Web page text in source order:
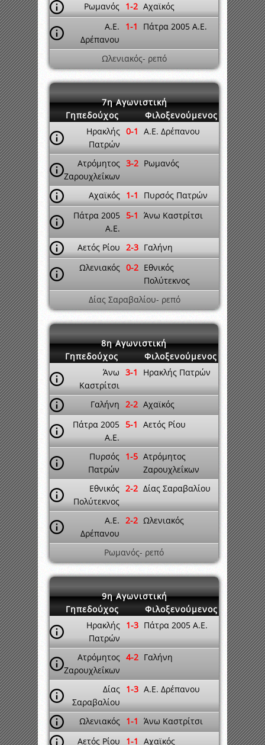
Ρωμανός 1-2 Αχαϊκός
A.E.
Δρέπανου
1-1 Πάτρα 2005 A.E.
Ωλενιακός- ρεπό
7η Αγωνιστική
Γηπεδούχος
Φιλοξενούμενος
Ηρακλής
Πατρών
0-1 A.E. Δρέπανου
Ατρόμητος
Ζαρουχλεΐκων
3-2 Ρωμανός
Αχαϊκός 1-1
Πυρσός Πατρών
Πάτρα 2005
A.E.
5-1 Άνω Καστρίτσι
Αετός Ρίου 2-3 Γαλήνη
Ωλενιακός 0-2 Εθνικός
Πολύτεκνος
Δίας Σαραβαλίου- ρεπό
8η Αγωνιστική
Γηπεδούχος
Φιλοξενούμενος
Άνω
Καστρίτσι
3-1 Ηρακλής Πατρών
Γαλήνη 2-2 Αχαϊκός
Πάτρα 2005
A.E.
5-1 Αετός Ρίου
Πυρσός
Πατρών
1-5 Ατρόμητος
Ζαρουχλεΐκων
Εθνικός
Πολύτεκνος
2-2 Δίας Σαραβαλίου
A.E.
Δρέπανου
2-2 Ωλενιακός
Ρωμανός- ρεπό
9η Αγωνιστική
Γηπεδούχος
Φιλοξενούμενος
Ηρακλής
Πατρών
1-3 Πάτρα 2005 A.E.
Ατρόμητος
Ζαρουχλεΐκων
4-2 Γαλήνη
Δίας
Σαραβαλίου
1-3 A.E. Δρέπανου
Ωλενιακός 1-1 Άνω Καστρίτσι
Αετός Ρίου
1-1 Αχαϊκός